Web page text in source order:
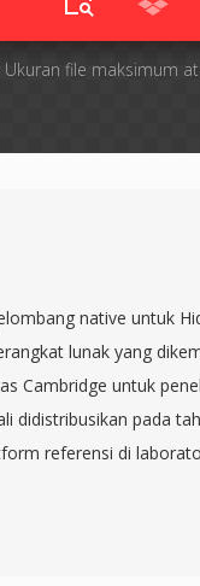
Ukuran file maksimum
native untuk
lunak yang
Cambridge untuk
didistribusikan pada
referensi di
dunia, dan format file-